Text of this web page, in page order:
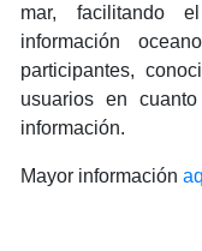
mar, facilitando
información
participantes,
usuarios en
información.
Mayor información